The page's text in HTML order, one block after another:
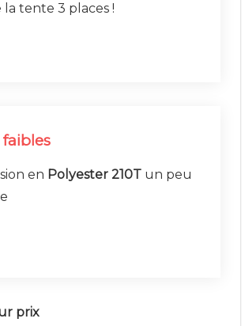
tente 3 places !
en Polyester 210T un peu
prix